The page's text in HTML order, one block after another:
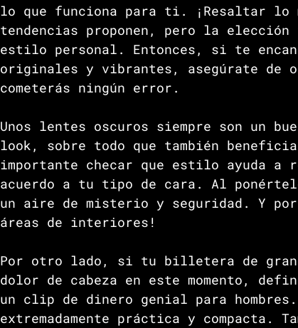
lo que funciona para ti. ¡Resaltar lo
tendencias proponen, pero la
estilo personal. Entonces, si te
originales y vibrantes, asegúrate de
cometerás ningún error.
Unos lentes oscuros siempre son un
look, sobre todo que también
importante checar que estilo ayuda
acuerdo a tu tipo de cara. Al
un aire de misterio y seguridad. Y
áreas de interiores!
Por otro lado, si tu billetera de gran
dolor de cabeza en este momento,
un clip de dinero genial para
extremadamente práctica y compacta.